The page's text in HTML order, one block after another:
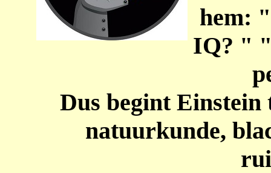
hem:
IQ? "
Dus begint Einstein
natuurkunde,